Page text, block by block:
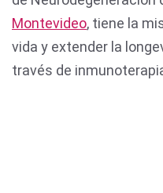
Montevideo, tiene la
vida y extender la
través de